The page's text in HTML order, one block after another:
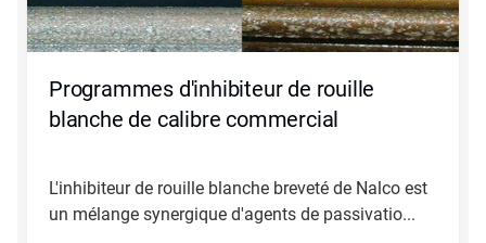
Suivant
et
Précédent
naviguer
diapositive
Programmes d'inhibiteur de rouille
blanche de calibre commercial
L'inhibiteur de rouille blanche breveté de Nalco est
un mélange synergique d'agents de passivatio...